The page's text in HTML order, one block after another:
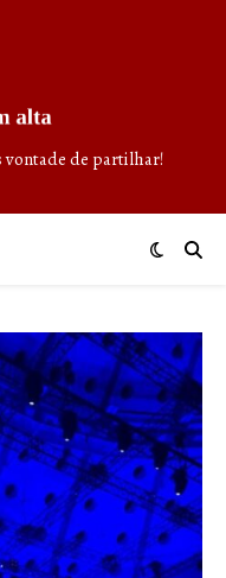
vontade de partilhar!